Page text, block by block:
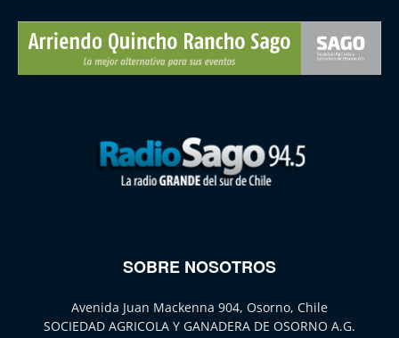
SOBRE NOSOTROS
Avenida Juan Mackenna 904, Osorno, Chile
SOCIEDAD AGRICOLA Y GANADERA DE OSORNO A.G.